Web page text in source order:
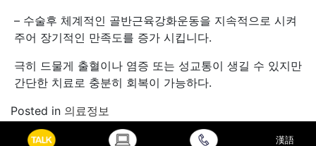
– 수술후 체계적인 골반근육강화운동을 지속적으로 시켜
주어 장기적인 만족도를 증가 시킵니다.
극히 드물게 출혈이나 염증 또는 성교통이 생길 수 있지만
간단한 치료로 충분히 회복이 가능하다.
Posted in 의료정보
漢語